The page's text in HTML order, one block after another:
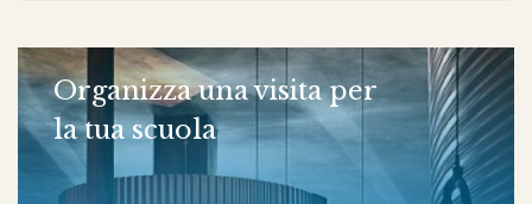
Organizza una visita per
la tua scuola